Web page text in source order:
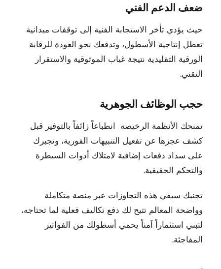
ضعف الدعم الفني
حيث يؤدي تأخر الاستجابة الفنية إلى توقفات ميدانية
تعطل إنتاجية الأسطول، وتدفعك نحو العودة للرقابة
الورقية التقليدية نتيجة غياب الموثوقية والاستقرار
التقني.
حجب الوظائف الجوهرية
تمنحك الأنظمة الرخيصة انطباعاً زائفاً بالتوفير قبل
كشف عجزها عن تفعيل التنبيهات الفورية، وتجبرك
على سداد دفعات إضافية لامتلاك أدوات السيطرة
والتحكم الحقيقية.
تجنبك سيفي هذه التجاوزات عبر منصة متكاملة
وواضحة المعالم تتيح لك دفع تكاليف فعلية لما تحتاجه،
لتبني استثماراً آمناً يحمي أسطولك من الفواتير
المفاجئة.